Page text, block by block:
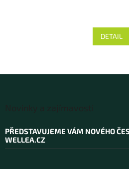
DETAIL
PŘEDSTAVUJEME VÁM NOVÉHO
WELLEA.CZ